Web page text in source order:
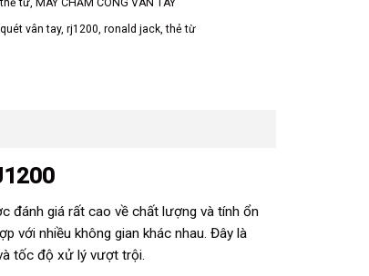
,quét vân tay,rj1200 ,ronald jack ,thẻ từ
đánh giá rất cao về chất lượng và tính ổn
với nhiều không gian khác nhau. Đây là
tốc độ xử lý vượt trội.